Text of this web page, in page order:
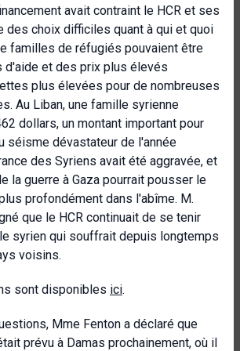
avait contraint le HCR et ses
des choix difficiles quant à qui et quoi
familles de réfugiés pouvaient être
d'aide et des prix plus élevés
plus élevées pour de nombreuses
Au Liban, une famille syrienne
dollars, un montant important pour
séisme dévastateur de l'année
des Syriens avait été aggravée, et
la guerre à Gaza pourrait pousser le
profondément dans l'abîme. M.
que le HCR continuait de se tenir
syrien qui souffrait depuis longtemps
voisins.
sont disponibles ici.
Mme Fenton a déclaré que
prévu à Damas prochainement, où il